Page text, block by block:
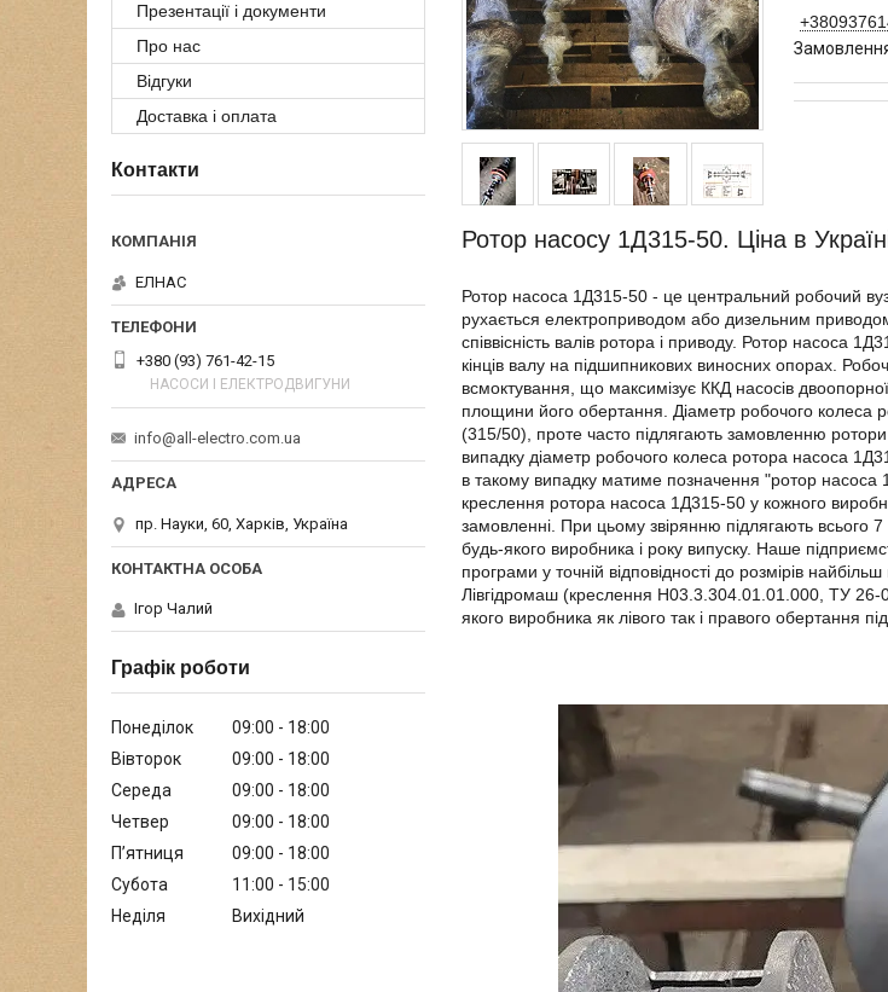
Ротор насосу 1Д315-50. Ціна в
Ротор насоса 1Д315-50 - це центральний робочий
рухається електроприводом або дизельним
співвісність валів ротора і приводу. Ротор насоса
кінців валу на підшипникових виносних опорах.
всмоктування, що максимізує ККД насосів
площини його обертання. Діаметр робочого колеса
(315/50), проте часто підлягають замовленню
випадку діаметр робочого колеса ротора насоса
в такому випадку матиме позначення "ротор
креслення ротора насоса 1Д315-50 у кожного
замовленні. При цьому звірянню підлягають всього
будь-якого виробника і року випуску. Наше
програми у точній відповідності до розмірів
Лівгідромаш (креслення Н03.3.304.01.01.000, ТУ
якого виробника як лівого так і правого обертання
Презентації і документи
Про нас
Відгуки
Доставка і оплата
Контакти
ЕЛНАС
+380 (93) 761-42-15
НАСОСИ І ЕЛЕКТРОДВИГУНИ
info@all-electro.com.ua
пр. Науки, 60, Харків, Україна
Ігор Чалий
Графік роботи
Понеділок 09:00
18:00
Вівторок
09:00
18:00
Середа
09:00
18:00
Четвер
09:00
18:00
Пʼятниця
09:00
18:00
Субота
11:00
15:00
Неділя
Вихідний